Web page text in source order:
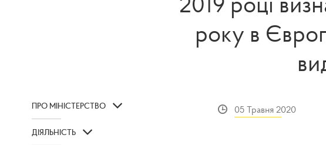
року в
ПРО МІНІСТЕРСТВО
ДІЯЛЬНІСТЬ
05 Травня 2020